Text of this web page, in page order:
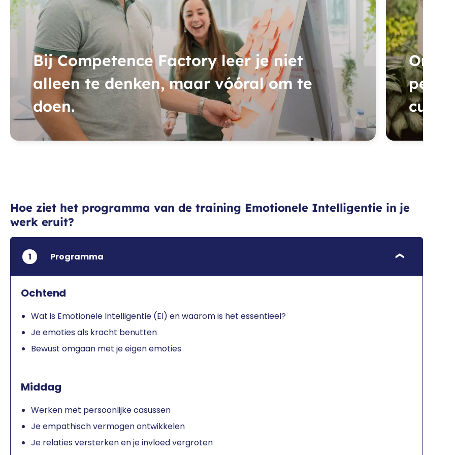
Bij Competence Factory leer je niet
alleen te denken, maar vóóral om te
doen.
Onze
Hoe ziet het programma van de training Emotionele Intelligentie in je
werk eruit?
1 Programma
Ochtend
Wat is Emotionele Intelligentie (EI) en waarom is het essentieel?
Je emoties als kracht benutten
Bewust omgaan met je eigen emoties
Middag
Werken met persoonlijke casussen
Je empathisch vermogen ontwikkelen
Je relaties versterken en je invloed vergroten